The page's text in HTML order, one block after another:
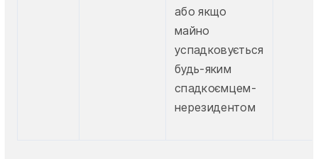
або якщо
майно
успадковується
будь-яким
спадкоємцем-
нерезидентом